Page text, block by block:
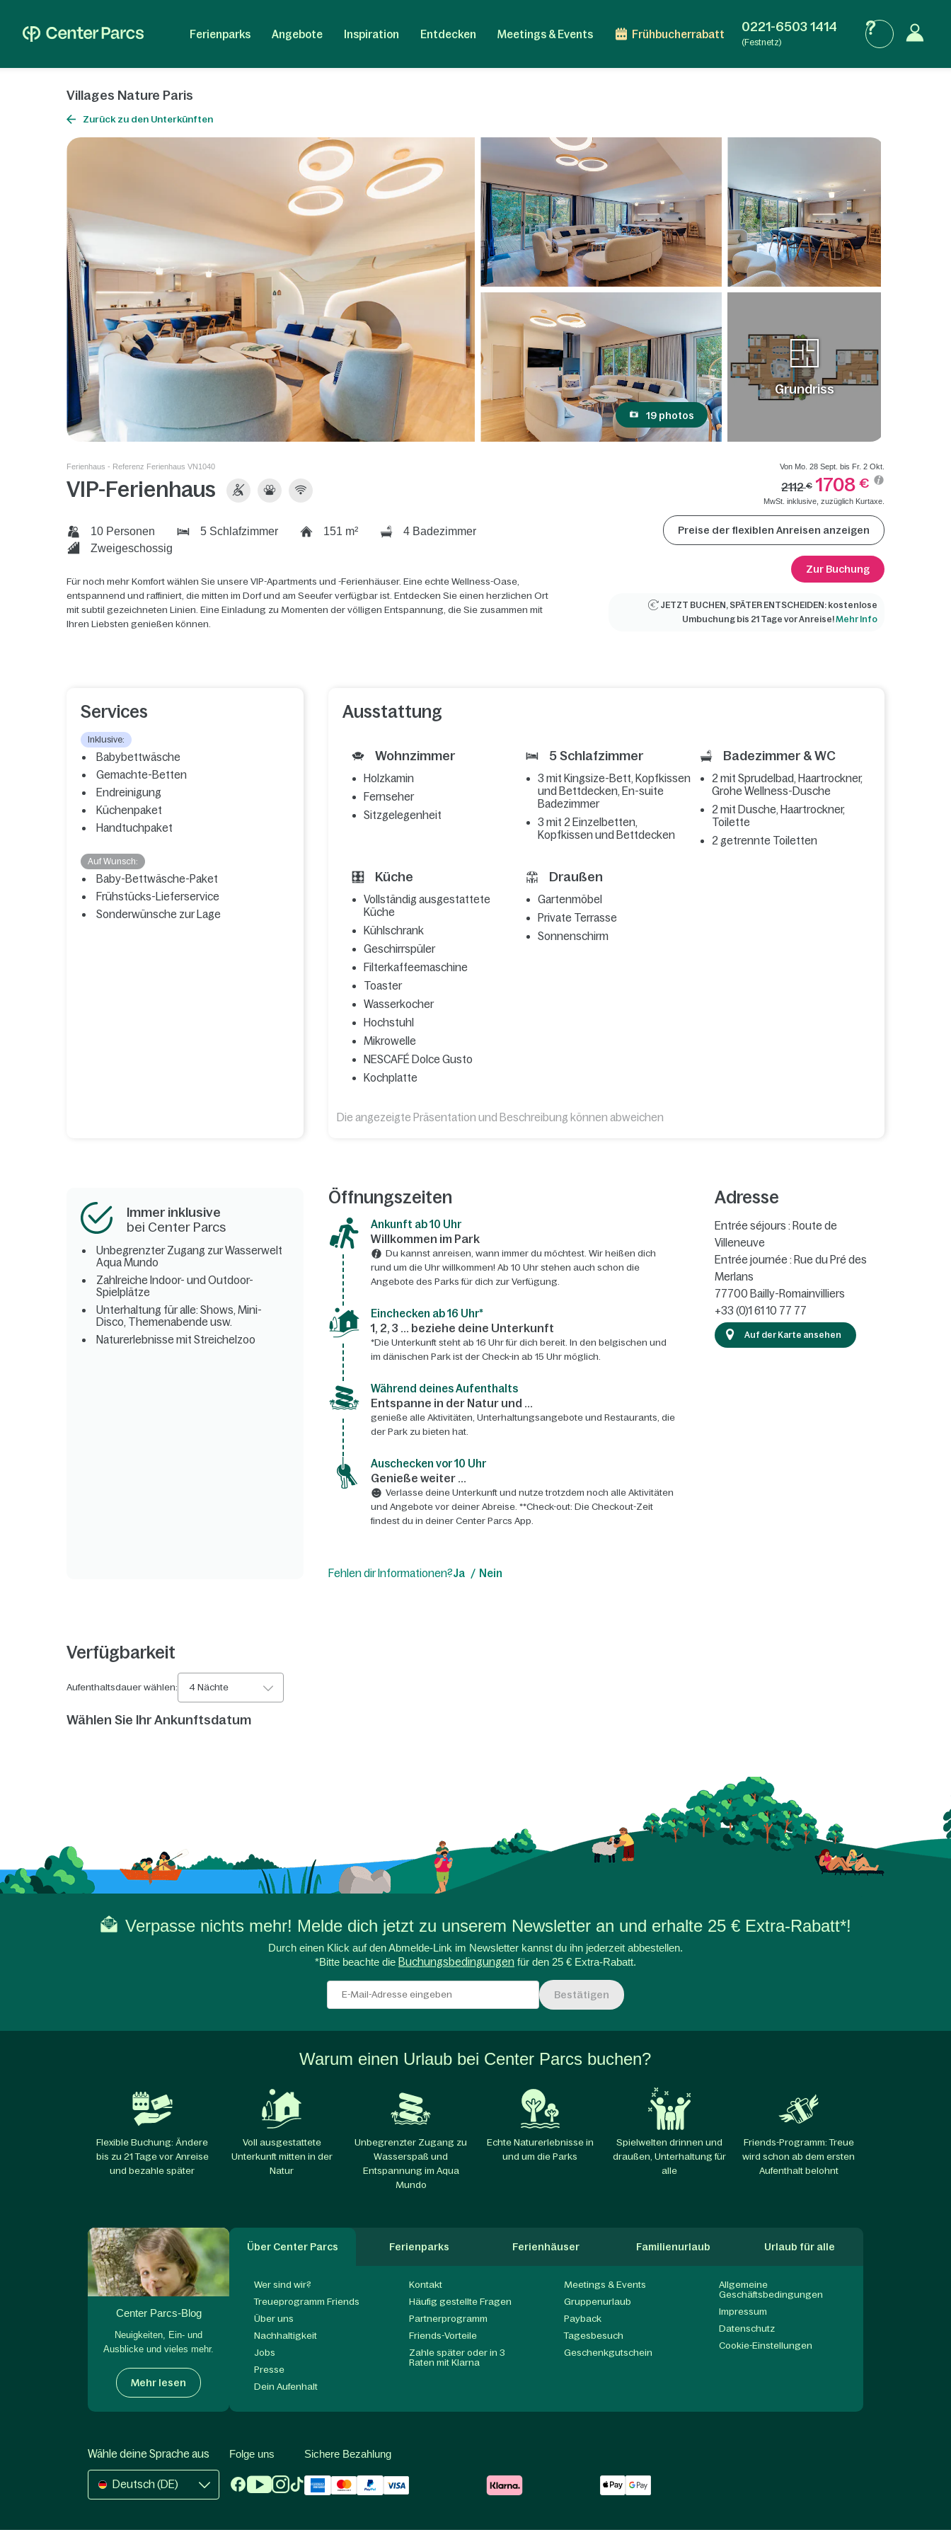
Ferienparks Angebote Inspiration Entdecken Meetings & Events Frühbucherrabatt 0221-6503 1414
(Festnetz)
Villages Nature Paris
Zurück zu den Unterkünften
19 photos
Grundriss
Ferienhaus - Referenz Ferienhaus VN1040
VIP-Ferienhaus
10 Personen 5 Schlafzimmer 151 m²
4 Badezimmer
Zweigeschossig
Für noch mehr Komfort wählen Sie unsere VIP-Apartments und -Ferienhäuser. Eine echte Wellness-Oase,
entspannend und raffiniert, die mitten im Dorf und am Seeufer verfügbar ist. Entdecken Sie einen herzlichen Ort
mit subtil gezeichneten Linien. Eine Einladung zu Momenten der völligen Entspannung, die Sie zusammen mit
Ihren Liebsten genießen können.
Von Mo. 28 Sept. bis Fr. 2 Okt.
2112€ 1708 €
MwSt. inklusive, zuzüglich Kurtaxe.
Preise der flexiblen Anreisen anzeigen
Zur Buchung
JETZT BUCHEN, SPÄTER ENTSCHEIDEN: kostenlose
Umbuchung bis 21 Tage vor Anreise!Mehr Info
Services
Inklusive:
Babybettwäsche
Gemachte-Betten
Endreinigung
Küchenpaket
Handtuchpaket
Auf Wunsch:
Baby-Bettwäsche-Paket
Frühstücks-Lieferservice
Sonderwünsche zur Lage
Ausstattung
Wohnzimmer
Holzkamin
Fernseher
Sitzgelegenheit
5 Schlafzimmer
3 mit Kingsize-Bett, Kopfkissen
und Bettdecken, En-suite
Badezimmer
3 mit 2 Einzelbetten,
Kopfkissen und Bettdecken
Badezimmer & WC
2 mit Sprudelbad, Haartrockner,
Grohe Wellness-Dusche
2 mit Dusche, Haartrockner,
Toilette
2 getrennte Toiletten
Küche
Vollständig ausgestattete
Küche
Kühlschrank
Geschirrspüler
Filterkaffeemaschine
Toaster
Wasserkocher
Hochstuhl
Mikrowelle
NESCAFÉ Dolce Gusto
Kochplatte
Draußen
Gartenmöbel
Private Terrasse
Sonnenschirm
Die angezeigte Präsentation und Beschreibung können abweichen
Immer inklusive
bei Center Parcs
Unbegrenzter Zugang zur Wasserwelt
Aqua Mundo
Zahlreiche Indoor- und Outdoor-
Spielplätze
Unterhaltung für alle: Shows, Mini-
Disco, Themenabende usw.
Naturerlebnisse mit Streichelzoo
Öffnungszeiten
Ankunft ab 10 Uhr
Willkommen im Park
Du kannst anreisen, wann immer du möchtest. Wir heißen dich
rund um die Uhr willkommen! Ab 10 Uhr stehen auch schon die
Angebote des Parks für dich zur Verfügung.
Einchecken ab 16 Uhr*
1, 2, 3 ... beziehe deine Unterkunft
*Die Unterkunft steht ab 16 Uhr für dich bereit. In den belgischen und
im dänischen Park ist der Check-in ab 15 Uhr möglich.
Während deines Aufenthalts
Entspanne in der Natur und ...
genieße alle Aktivitäten, Unterhaltungsangebote und Restaurants, die
der Park zu bieten hat.
Auschecken vor 10 Uhr
Genieße weiter ...
Verlasse deine Unterkunft und nutze trotzdem noch alle Aktivitäten
und Angebote vor deiner Abreise. **Check-out: Die Checkout-Zeit
findest du in deiner Center Parcs App.
Adresse
Entrée séjours : Route de
Villeneuve
Entrée journée : Rue du Pré des
Merlans
77700 Bailly-Romainvilliers
+33 (0)1 61 10 77 77
Auf der Karte ansehen
Fehlen dir Informationen?Ja Nein
Verfügbarkeit
Aufenthaltsdauer wählen: 4 Nächte
Wählen Sie Ihr Ankunftsdatum
Verpasse nichts mehr! Melde dich jetzt zu unserem Newsletter an und erhalte 25 € Extra-Rabatt*!
Durch einen Klick auf den Abmelde-Link im Newsletter kannst du ihn jederzeit abbestellen.
*Bitte beachte die Buchungsbedingungenfür den 25 € Extra-Rabatt.
Bestätigen
Warum einen Urlaub bei Center Parcs buchen?
Flexible Buchung: Ändere
bis zu 21 Tage vor Anreise
und bezahle später
Voll ausgestattete
Unterkunft mitten in der
Natur
Unbegrenzter Zugang zu
Wasserspaß und
Entspannung im Aqua
Mundo
Echte Naturerlebnisse in
und um die Parks​
Spielwelten drinnen und
draußen, Unterhaltung für
alle​
Friends-Programm: Treue
wird schon ab dem ersten
Aufenthalt belohnt
Center Parcs-Blog
Neuigkeiten, Ein- und
Ausblicke und vieles mehr.
Mehr lesen
Über Center Parcs Ferienparks Ferienhäuser Familienurlaub Urlaub für alle
Wer sind wir?
Treueprogramm Friends
Über uns
Nachhaltigkeit
Jobs
Presse
Dein Aufenhalt
Kontakt
Häufig gestellte Fragen
Partnerprogramm
Friends-Vorteile
Zahle später oder in 3
Raten mit Klarna
Meetings & Events
Gruppenurlaub
Payback
Tagesbesuch
Geschenkgutschein
Allgemeine
Geschäftsbedingungen
Impressum
Datenschutz
Cookie-Einstellungen
Wähle deine Sprache aus
Deutsch (DE)
Folge uns Sichere Bezahlung